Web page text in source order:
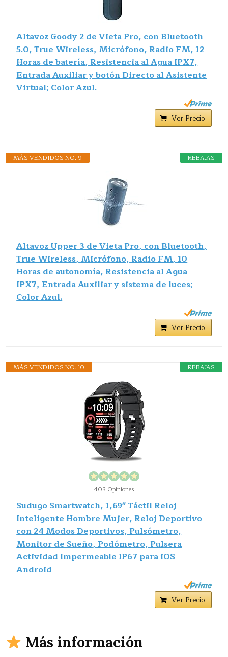
Altavoz Goody 2 de Vieta Pro, con Bluetooth
5.0, True Wireless, Micrófono, Radio FM, 12
Horas de batería, Resistencia al Agua IPX7,
Entrada Auxiliar y botón Directo al Asistente
Virtual; Color Azul.
Ver Precio
REBAJAS
MÁS VENDIDOS NO. 9
Altavoz Upper 3 de Vieta Pro, con Bluetooth,
True Wireless, Micrófono, Radio FM, 10
Horas de autonomía, Resistencia al Agua
IPX7, Entrada Auxiliar y sistema de luces;
Color Azul.
Ver Precio
REBAJAS
MÁS VENDIDOS NO. 10
403 Opiniones
Sudugo Smartwatch, 1,69" Táctil Reloj
Inteligente Hombre Mujer, Reloj Deportivo
con 24 Modos Deportivos, Pulsómetro,
Monitor de Sueño, Podómetro, Pulsera
Actividad Impermeable IP67 para iOS
Android
Ver Precio
Más información